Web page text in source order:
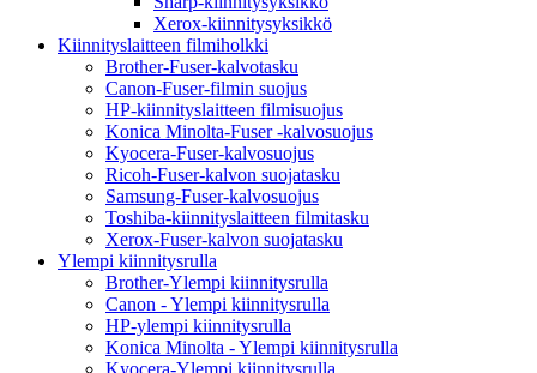
Xerox-kiinnitysyksikkö
Kiinnityslaitteen filmiholkki
Brother-Fuser-kalvotasku
Canon-Fuser-filmin suojus
HP-kiinnityslaitteen filmisuojus
Konica Minolta-Fuser -kalvosuojus
Kyocera-Fuser-kalvosuojus
Ricoh-Fuser-kalvon suojatasku
Samsung-Fuser-kalvosuojus
Toshiba-kiinnityslaitteen filmitasku
Xerox-Fuser-kalvon suojatasku
Ylempi kiinnitysrulla
Brother-Ylempi kiinnitysrulla
Canon - Ylempi kiinnitysrulla
HP-ylempi kiinnitysrulla
Konica Minolta - Ylempi kiinnitysrulla
Kyocera-Ylempi kiinnitysrulla